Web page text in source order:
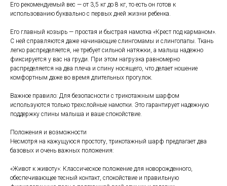
Его рекомендуемый вес — от 3,5 кг до 8 кг, то есть он готов к
использованию буквально с первых дней жизни ребенка.
Его главный козырь — простая и быстрая намотка «Крест под карманом».
С ней справляются даже начинающие слингомамы и слингопапы. Ткань
легко распределяется, не требует сильной натяжки, а малыш надежно
фиксируется у вас на груди. При этом нагрузка равномерно
распределяется на два плеча и спину носящего, что делает ношение
комфортным даже во время длительных прогулок.
Важное правило: Для безопасности с трикотажным шарфом
используются только трехслойные намотки. Это гарантирует надежную
поддержку спины малыша и ваше спокойствие.
Положения и возможности
Несмотря на кажущуюся простоту, трикотажный шарф предлагает два
базовых и очень важных положения:
«Живот к животу»: Классическое положение для новорожденного,
обеспечивающее тесный контакт, спокойствие и правильную